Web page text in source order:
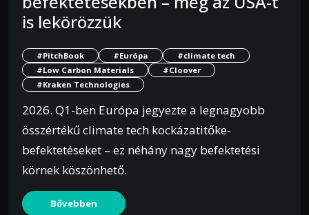
is lekörözzük
#PitchBook #Európa
#climate tech
#Low Carbon Materials
#Cloover
#Kraken Technologies
2026. Q1-ben Európa jegyezte a legnagyobb
összértékű climate tech kockázatitőke-
befektetéseket – ez néhány nagy befektetési
körnek köszönhető.
Bővebben